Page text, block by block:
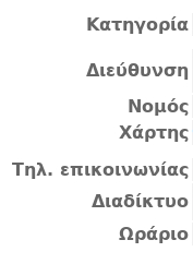
Κατηγορία
Διεύθυνση
Νομός
Χάρτης
Τηλ. επικοινωνίας
Διαδίκτυο
Ωράριο